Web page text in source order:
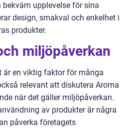
upplevelse för sina
design, smakval och enkelhet i
produkter.
miljöpåverkan
är en viktig faktor för många
relevant att diskutera Aroma
när det gäller miljöpåverkan.
av produkter är några
påverka företagets